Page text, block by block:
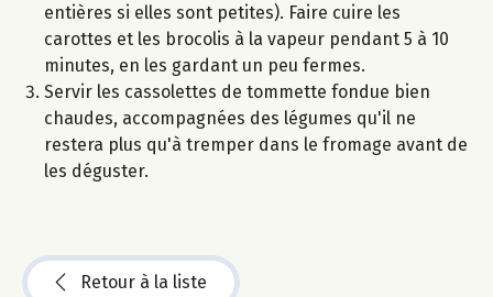
entières si elles sont petites). Faire cuire les
carottes et les brocolis à la vapeur pendant 5 à 10
minutes, en les gardant un peu fermes.
Servir les cassolettes de tommette fondue bien
chaudes, accompagnées des légumes qu'il ne
restera plus qu'à tremper dans le fromage avant de
les déguster.
Retour à la liste